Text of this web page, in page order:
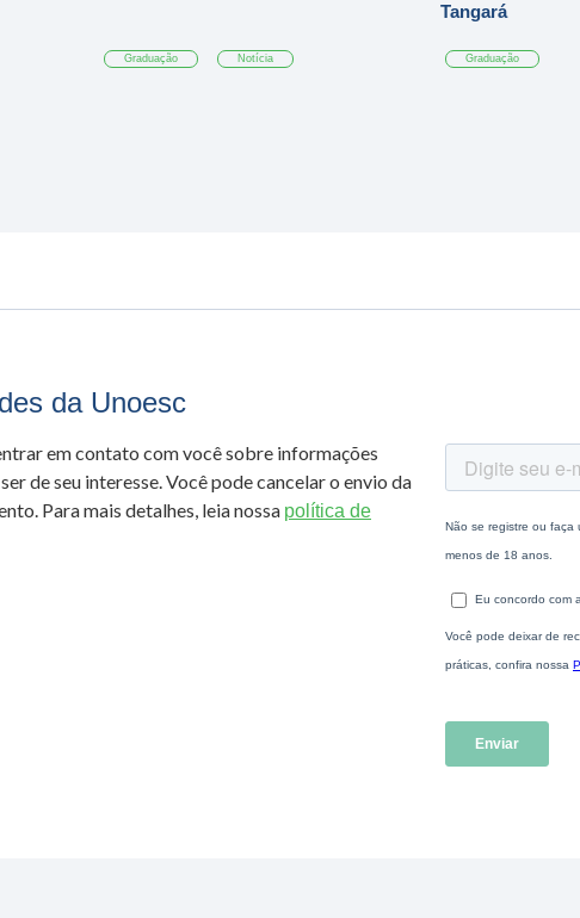
Graduação Notícia
Tangará
Graduação
da Unoesc
em contato com você sobre informações
de seu interesse. Você pode cancelar o envio da
Para mais detalhes, leia nossa política de